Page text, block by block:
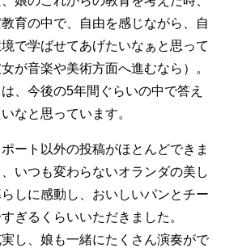
育の中で、自由を感じながら、自
で学ばせてあげたいなぁと思って
が音楽や美術方面へ進むなら）。
、今後の5年間ぐらいの中で答え
なと思っています。
ート以外の投稿がほとんどできま
いつも変わらないオランダの美し
しに感動し、おいしいパンとチー
ぎるくらいいただきました。
し、娘も一緒にたくさん演奏がで